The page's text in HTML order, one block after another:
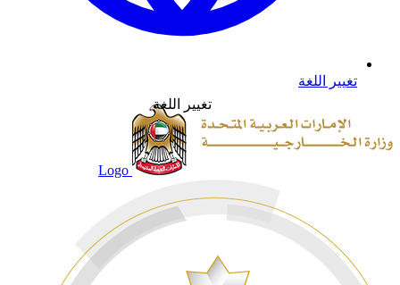
تغيير اللغة
تغيير اللغة
Logo